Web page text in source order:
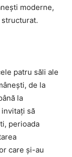
moderne,
patru săli ale
de la
la
să
perioada
care și-au